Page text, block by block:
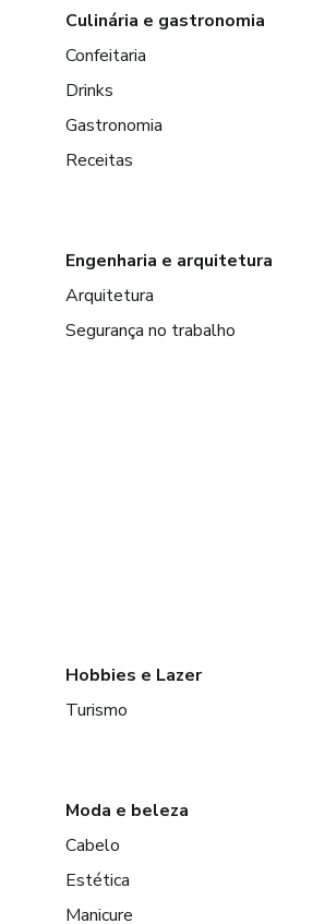
Culinária e gastronomia
Confeitaria
Drinks
Gastronomia
Receitas
Engenharia e arquitetura
Arquitetura
Segurança no trabalho
Hobbies e Lazer
Turismo
Moda e beleza
Cabelo
Estética
Manicure